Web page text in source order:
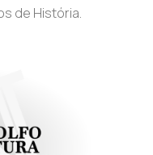
de História.